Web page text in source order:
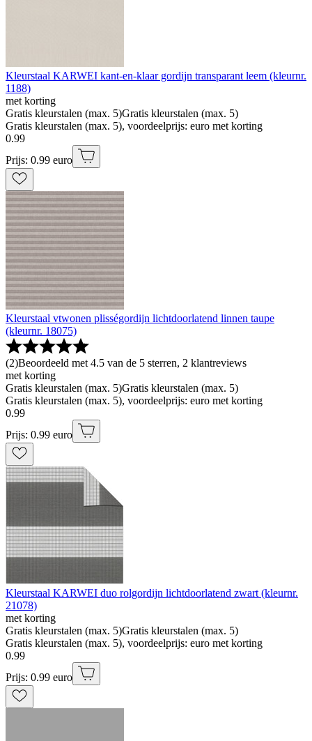
Kleurstaal KARWEI kant-en-klaar gordijn transparant leem (kleurnr.
1188)
met korting
Gratis kleurstalen (max. 5)Gratis kleurstalen (max. 5)
Gratis kleurstalen (max. 5), voordeelprijs: euro met korting
0.99
Prijs: 0.99 euro
Kleurstaal vtwonen plisségordijn lichtdoorlatend linnen taupe
(kleurnr. 18075)
(2)Beoordeeld met 4.5 van de 5 sterren, 2 klantreviews
met korting
Gratis kleurstalen (max. 5)Gratis kleurstalen (max. 5)
Gratis kleurstalen (max. 5), voordeelprijs: euro met korting
0.99
Prijs: 0.99 euro
Kleurstaal KARWEI duo rolgordijn lichtdoorlatend zwart (kleurnr.
21078)
met korting
Gratis kleurstalen (max. 5)Gratis kleurstalen (max. 5)
Gratis kleurstalen (max. 5), voordeelprijs: euro met korting
0.99
Prijs: 0.99 euro